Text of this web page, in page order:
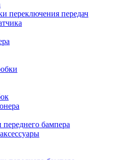
переключения передач
бампера